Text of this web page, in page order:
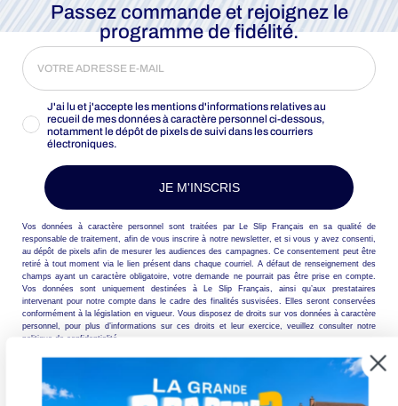
Passez commande et rejoignez le
programme de fidélité.
J'ai lu et j'accepte les mentions d'informations relatives au
recueil de mes données à caractère personnel ci-dessous,
notamment le dépôt de pixels de suivi dans les courriers
électroniques.
JE M'INSCRIS
Vos données à caractère personnel sont traitées par Le Slip Français en sa qualité de
responsable de traitement, afin de vous inscrire à notre newsletter, et si vous y avez consenti,
au dépôt de pixels afin de mesurer les audiences des campagnes. Ce consentement peut être
retiré à tout moment via le lien présent dans chaque courriel. A défaut de renseignement des
champs ayant un caractère obligatoire, votre demande ne pourrait pas être prise en compte.
Vos données sont uniquement destinées à Le Slip Français, ainsi qu’aux prestataires
intervenant pour notre compte dans le cadre des finalités susvisées. Elles seront conservées
conformément à la législation en vigueur. Vous disposez de droits sur vos données à caractère
personnel, pour plus d’informations sur ces droits et leur exercice, veuillez consulter notre
politique de confidentialité.